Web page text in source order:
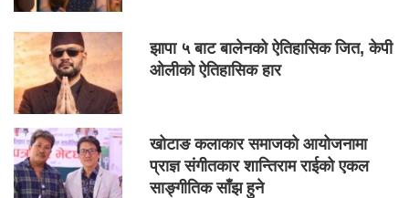
झापा ५ बाट बालेनको ऐतिहासिक जित, केपी
ओलीको ऐतिहासिक हार
खोटाङ कलाकार समाजको आयोजनामा
प्राज्ञ संगीतकार शान्तिराम राईको एकल
साङ्गीतिक साँझ हुने